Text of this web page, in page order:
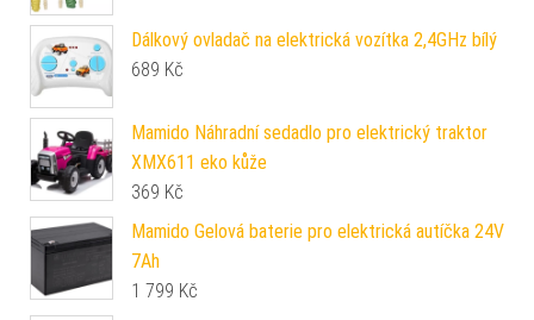
Dálkový ovladač na elektrická vozítka 2,4GHz bílý
689 Kč
Mamido Náhradní sedadlo pro elektrický traktor
XMX611 eko kůže
369 Kč
Mamido Gelová baterie pro elektrická autíčka 24V
7Ah
1 799 Kč